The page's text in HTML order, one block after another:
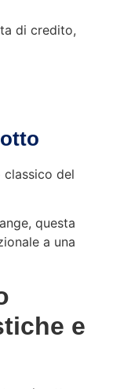
di credito,
del
questa
a una
e